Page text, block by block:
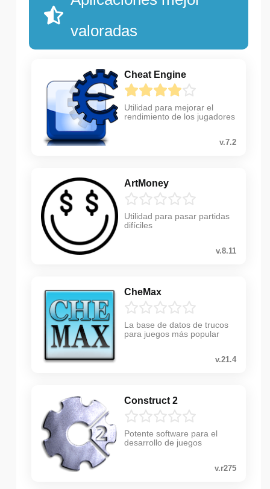
valoradas
Cheat Engine
Utilidad para mejorar el
rendimiento de los jugadores
v.7.2
ArtMoney
Utilidad para pasar partidas
difíciles
v.8.11
CheMax
La base de datos de trucos
para juegos más popular
v.21.4
Construct 2
Potente software para el
desarrollo de juegos
v.r275